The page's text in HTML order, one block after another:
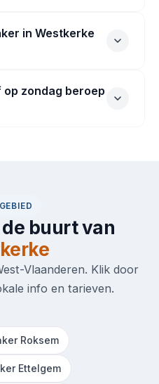
in Westkerke
zondag beroep
buurt van
Vlaanderen. Klik door
info en tarieven.
Roksem
Ettelgem